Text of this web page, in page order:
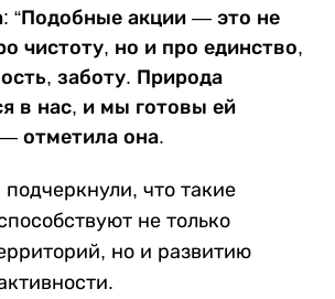
“Подобные акции — это не
чистоту, но и про единство,
заботу. Природа
в нас, и мы готовы ей
отметила она.
что такие
не только
но и развитию